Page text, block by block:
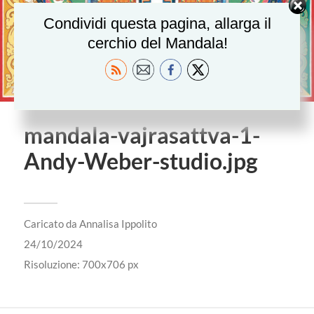
mandala-vajrasattva-1-
Andy-Weber-studio.jpg
Caricato da Annalisa Ippolito
24/10/2024
Risoluzione: 700x706 px
Condividi questa pagina, allarga il
cerchio del Mandala!